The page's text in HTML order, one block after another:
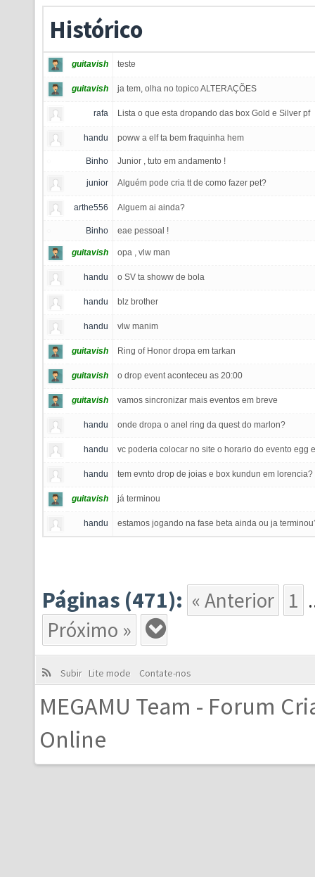
Histórico
guitavish teste
guitavish ja tem, olha no topico ALTERAÇÕES
rafa Lista o que esta dropando das box Gold e Silver pf
handu poww a elf ta bem fraquinha hem
Binho Junior , tuto em andamento !
junior Alguém pode cria tt de como fazer pet?
arthe556 Alguem ai ainda?
Binho eae pessoal !
guitavish opa , vlw man
handu o SV ta showw de bola
handu blz brother
handu vlw manim
guitavish Ring of Honor dropa em tarkan
guitavish o drop event aconteceu as 20:00
guitavish vamos sincronizar mais eventos em breve
handu onde dropa o anel ring da quest do marlon?
handu vc poderia colocar no site o horario do evento egg
handu tem evnto drop de joias e box kundun em
guitavish já terminou
handu estamos jogando na fase beta ainda ou ja
Páginas (471): « Anterior 1
Próximo »
Subir Lite mode Contate-nos
MEGAMU Team - Forum
Online